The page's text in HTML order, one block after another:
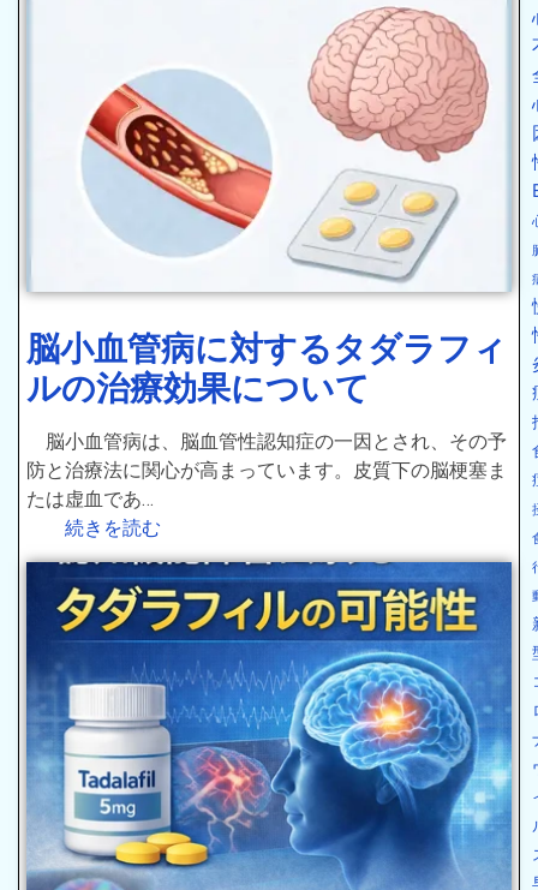
脳小血管病に対するタダラフィ
ルの治療効果について
脳小血管病は、脳血管性認知症の一因とされ、その予
防と治療法に関心が高まっています。皮質下の脳梗塞ま
たは虚血であ…
続きを読む